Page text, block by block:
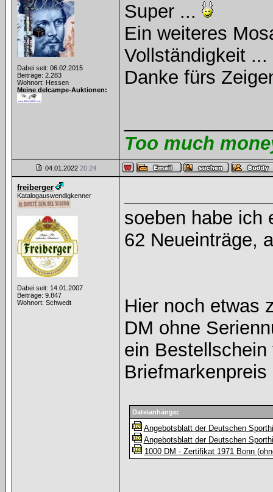
Dabei seit: 06.02.2015
Beiträge: 2.283
Wohnort: Hessen
Meine delcampe-Auktionen:
Super ...
Ein weiteres
Vollständigkeit ...
Danke fürs
Too much
04.01.2022 20:24
freiberger
Katalogauswendigkenner
Dabei seit: 14.01.2007
Beiträge: 9.847
Wohnort: Schwedt
soeben habe ich
62 Neueinträge,
Hier noch etwas
DM ohne
ein
Briefmarkenpreis
Dateianhänge:
Angebotsblatt der Deutschen
Angebotsblatt der Deutschen
1000 DM - Zertifikat 1971 Bonn